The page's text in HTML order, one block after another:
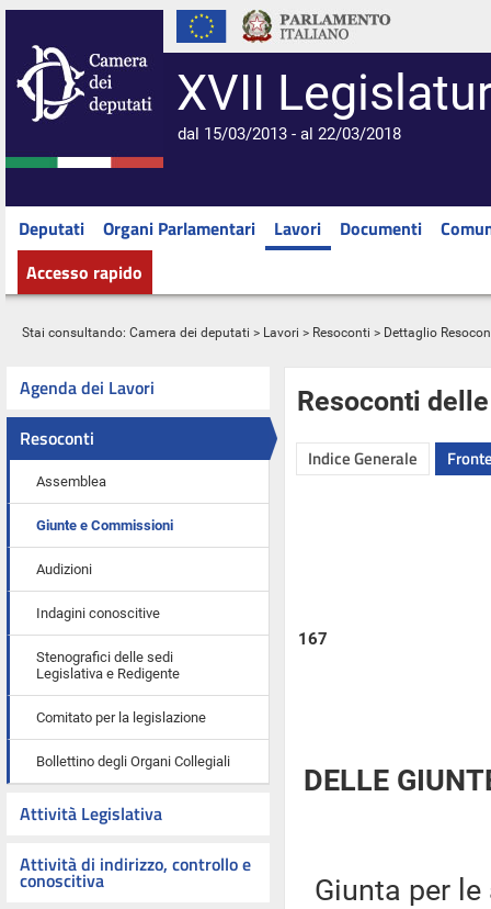
XVII
dal 15/03/2013 - al 22/03/2018
Deputati Organi Parlamentari Lavori Documenti
Accesso rapido
Stai consultando: Camera dei deputati > Lavori > Resoconti > Dettaglio
Agenda dei Lavori
Resoconti
Assemblea
Giunte e Commissioni
Audizioni
Indagini conoscitive
Stenografici delle sedi
Legislativa e Redigente
Comitato per la legislazione
Bollettino degli Organi Collegiali
Attività Legislativa
Attività di indirizzo, controllo e
conoscitiva
Resoconti
Indice Generale
167
DELLE
Giunta per